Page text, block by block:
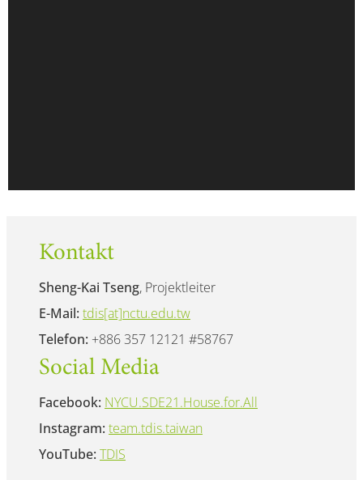
Kontakt
Sheng-Kai Tseng, Projektleiter
E-Mail: tdis[at]nctu.edu.tw
Telefon: +886 357 12121 #58767
Social Media
Facebook: NYCU.SDE21.House.for.All
Instagram: team.tdis.taiwan
YouTube: TDIS